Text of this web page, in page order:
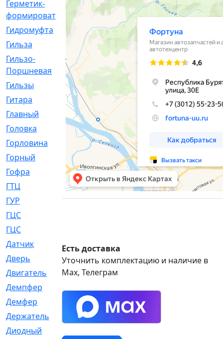
Герметик-
формирователь
[3]
Гидромуфта
[47]
Гильза
[56]
Гильзо-
Поршневая
[13]
Гильзы
[259]
Гитара
[7]
Главный
[29]
Головка
[28]
Горловина
[14]
Горный
Гофра
[86]
ГТЦ
[96]
ГУР
[34]
ГЦC
ГЦС
Датчик
[969]
Дверь
[249]
Двигатель
[64]
Демпфер
[2]
Демфер
[1]
Держатель
[5]
Диодный
Есть доставка
Уточнить комплектацию и наличие в
Max, Телеграм